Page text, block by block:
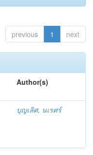
previous 1 next
Author(s)
บุญเลิศ, นเรศร์